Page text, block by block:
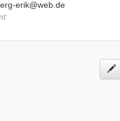
erik@web.de